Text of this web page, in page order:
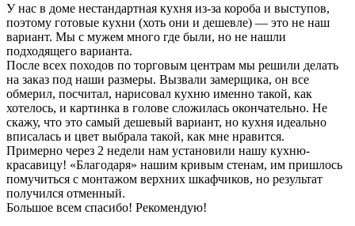
У нас в доме нестандартная кухня из-за короба и выступов,
поэтому готовые кухни (хоть они и дешевле) — это не наш
вариант. Мы с мужем много где были, но не нашли
подходящего варианта.
После всех походов по торговым центрам мы решили делать
на заказ под наши размеры. Вызвали замерщика, он все
обмерил, посчитал, нарисовал кухню именно такой, как
хотелось, и картинка в голове сложилась окончательно. Не
скажу, что это самый дешевый вариант, но кухня идеально
вписалась и цвет выбрала такой, как мне нравится.
Примерно через 2 недели нам установили нашу кухню-
красавицу! «Благодаря» нашим кривым стенам, им пришлось
помучиться с монтажом верхних шкафчиков, но результат
получился отменный.
Большое всем спасибо! Рекомендую!